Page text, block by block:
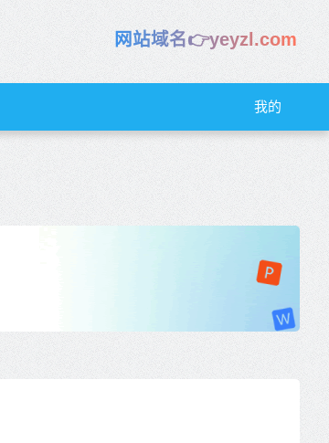
网站域名👉yeyzl.com
我的